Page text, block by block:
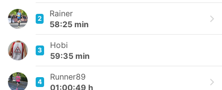
2
Rainer
58:25 min
3
Hobi
59:35 min
4
Runner89
01:00:49 h